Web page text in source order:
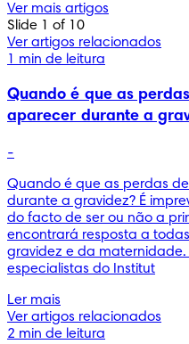
Ver mais artigos
Slide 1 of 10
Ver artigos relacionados
1 min de leitura
Quando é que as
aparecer durante a
-
Quando é que as perdas
durante a gravidez? É
do facto de ser ou não a
encontrará resposta a
gravidez e da
especialistas do Institut
Ler mais
Ver artigos relacionados
2 min de leitura